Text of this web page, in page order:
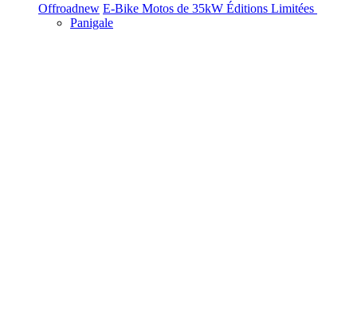
Offroadnew E-Bike Motos de 35kW Éditions Limitées
Panigale